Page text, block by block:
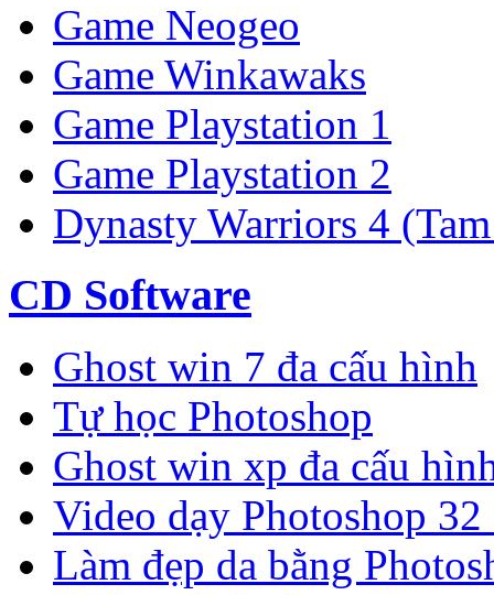
Game Neogeo
Game Winkawaks
Game Playstation 1
Game Playstation 2
Dynasty Warriors 4
CD Software
Ghost win 7 đa cấu hình
Tự học Photoshop
Ghost win xp đa cấu
Video dạy Photoshop
Làm đẹp da bằng